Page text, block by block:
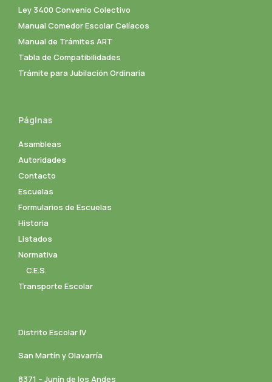
Ley 3400 Convenio Colectivo
Manual Comedor Escolar Celíacos
Manual de Trámites ART
Tabla de Compatibilidades
Trámite para Jubilación Ordinaria
Páginas
Asambleas
Autoridades
Contacto
Escuelas
Formularios de Escuelas
Historia
Listados
Normativa
C.E.S.
Transporte Escolar
Distrito Escolar IV
San Martín y Olavarría
8371 – Junín de los Andes